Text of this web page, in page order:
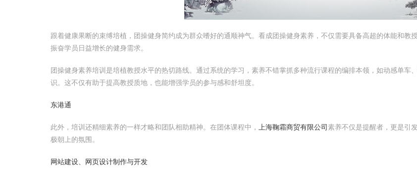
跟着健康果断的束缚培植，团操健身简约成为群众嗜好的通顺神气。看成团操健身素养，不仅需要具备高超的体能和教
振奋学员日益增长的健身需求。
团操健身素养培训是培植教授水平的热切路线。通过系统的学习，素养不错掌抓多种流行课程的编排本领，如动感单车
识。这不仅有助于提高教授质地，也能增强学员的参与感和舒坦度。
东港通
此外，培训还精细素养的一样才略和团队相助精神。在团体课程中， 上海鞠霜商贸有限公司素养不仅是提醒者，更是引
极朝上的氛围。
网站建设、网页设计制作与开发